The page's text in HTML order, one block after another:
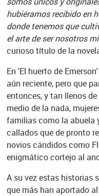
hubiéramos recibido en
donde tenemos que
el arte de ser nosotros
curioso título de la
En 'El huerto de
aún reciente, pero que
entonces, y tan llenos
medio de la nada,
familias como la abuela
callados que de pronto
novios cándidos como
enigmático cortejo al
A su vez estas historias
que más han aportado